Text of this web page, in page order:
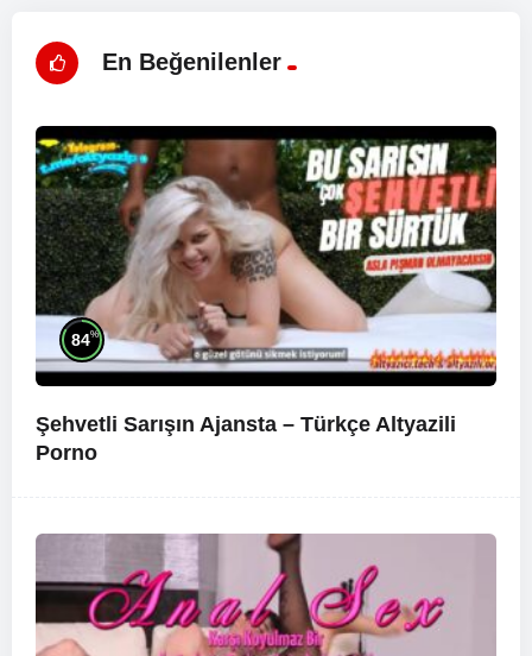
En Beğenilenler
84%
Şehvetli Sarışın Ajansta – Türkçe Altyazili
Porno